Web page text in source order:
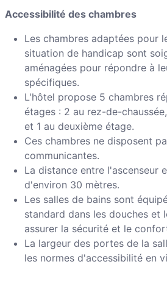
Accessibilité des chambres
Les chambres adaptées pour
situation de handicap sont
aménagées pour répondre à
spécifiques.
L'hôtel propose 5 chambres
étages : 2 au rez-de-
et 1 au deuxième étage.
Ces chambres ne disposent
communicantes.
La distance entre l'ascenseur
d'environ 30 mètres.
Les salles de bains sont
standard dans les douches et
assurer la sécurité et le
La largeur des portes de la
les normes d'accessibilité en